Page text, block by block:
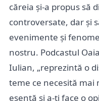
căreia și-a propus să
controversate, dar și
evenimente și
nostru. Podcastul
Iulian, „reprezintă o
teme ce necesită
esență și a-ți face o